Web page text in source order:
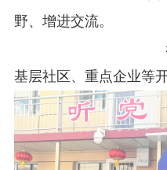
野、增进交流。
考察期间，
基层社区、重点企业等